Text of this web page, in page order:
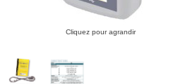
Cliquez pour agrandir